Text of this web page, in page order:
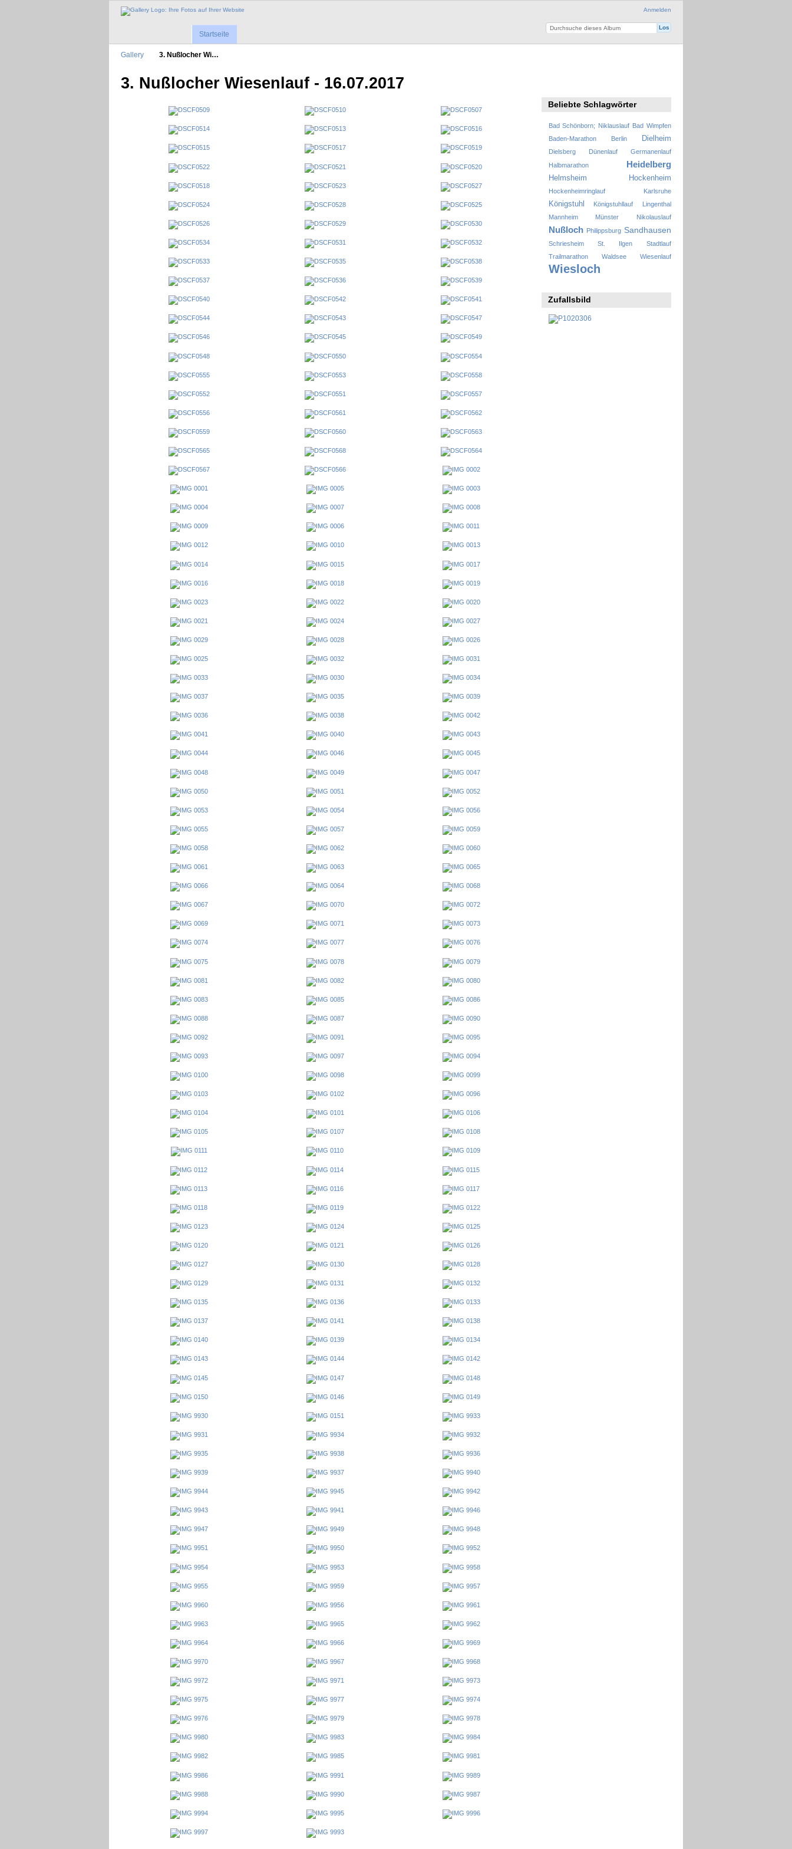
Anmelden
Startseite
Gallery 3. Nußlocher Wi…
3. Nußlocher Wiesenlauf - 16.07.2017
Beliebte Schlagwörter
Bad Schönborn; Niklauslauf Bad Wimpfen
Baden-Marathon
Berlin Dielheim
Dielsberg Dünenlauf
Germanenlauf
Halbmarathon
Heidelberg
Helmsheim Hockenheim
Hockenheimringlauf Karlsruhe
Königstuhl Königstuhllauf
Lingenthal
Mannheim
Münster Nikolauslauf
Nußloch Philippsburg Sandhausen
Schriesheim St. Ilgen
Stadtlauf
Trailmarathon
Waldsee Wiesenlauf
Wiesloch
Zufallsbild